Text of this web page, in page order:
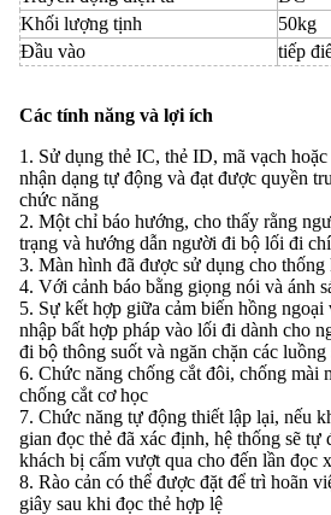
Khối lượng tịnh
50kg
Đầu vào
tiếp
Các tính năng và lợi ích
1. Sử dụng thẻ IC, thẻ ID, mã vạch
nhận dạng tự động và đạt được quyền
chức năng
2. Một chỉ báo hướng, cho thấy rằng
trạng và hướng dẫn người đi bộ lối đi
3. Màn hình đã được sử dụng cho thống
4. Với cảnh báo bằng giọng nói và ánh
5. Sự kết hợp giữa cảm biến hồng ngoại
nhập bất hợp pháp vào lối đi dành cho
đi bộ thông suốt và ngăn chặn các luồng
6. Chức năng chống cắt đôi, chống mài
chống cắt cơ học
7. Chức năng tự động thiết lập lại, nếu
gian đọc thẻ đã xác định, hệ thống sẽ tự
khách bị cấm vượt qua cho đến lần đọc
8. Rào cản có thể được đặt để trì hoãn
giây sau khi đọc thẻ hợp lệ